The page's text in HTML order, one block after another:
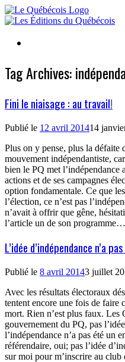
Skip
to
Tag Archives:
Fini le niaisage : au travail!
Publié le 12 avril 201414
Plus on y pense, plus la défaite
mouvement indépendantiste,
bien le PQ met l’indépendance
actions et de ses campagnes
option fondamentale. Ce que
l’élection, ce n’est pas
n’avait à offrir que gêne,
l’article un de son
L’idée d’indépendance n’a
Publié le 8 avril 20143 juillet
Avec les résultats électoraux
tentent encore une fois de faire
mort. Rien n’est plus faux. Les
gouvernement du PQ, pas
l’indépendance n’a pas été un
référendaire, oui; pas l’idée
sur moi pour m’inscrire au club